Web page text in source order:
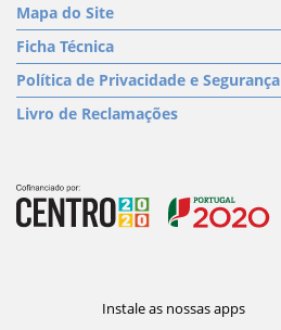
Mapa do Site
Ficha Técnica
Política de Privacidade e Segurança
Livro de Reclamações